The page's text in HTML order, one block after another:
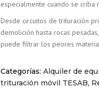
especialmente cuando se
Desde circuitos de trituración
demolición hasta rocas
puede filtrar los peores
Categorías: Alquiler de
trituración móvil TESAB,